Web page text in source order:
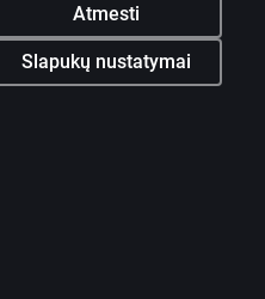
Atmesti
Slapukų nustatymai